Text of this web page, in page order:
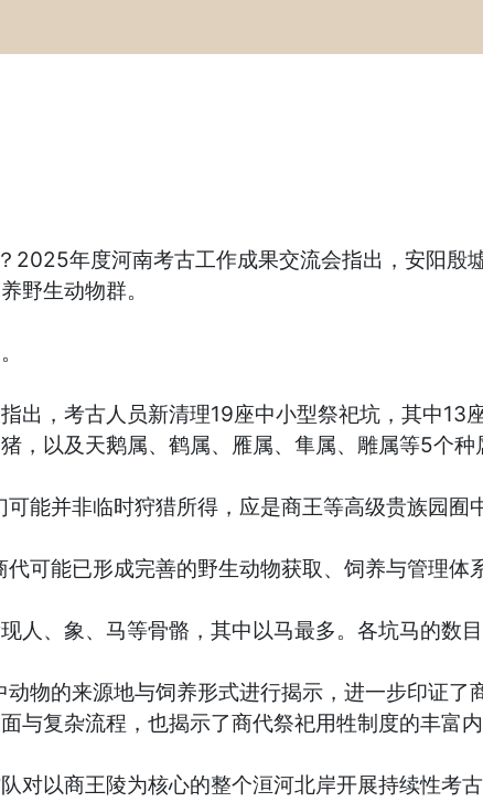
2025年度河南考古工作成果交流会指出，安阳
野生动物群。
出，考古人员新清理19座中小型祭祀坑，其中13
，以及天鹅属、鹤属、雁属、隼属、雕属等5个种
能并非临时狩猎所得，应是商王等高级贵族园囿
可能已形成完善的野生动物获取、饲养与管理体
人、象、马等骨骼，其中以马最多。各坑马的数
物的来源地与饲养形式进行揭示，进一步印证
与复杂流程，也揭示了商代祭祀用牲制度的丰富
对以商王陵为核心的整个洹河北岸开展持续性考古